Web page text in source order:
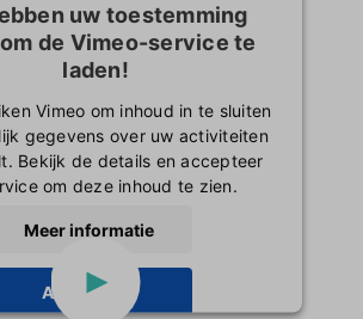
uw toestemming
de Vimeo-service te
laden!
Vimeo om inhoud in te sluiten
gegevens over uw activiteiten
Bekijk de details en accepteer
om deze inhoud te zien.
Meer informatie
Accepteren